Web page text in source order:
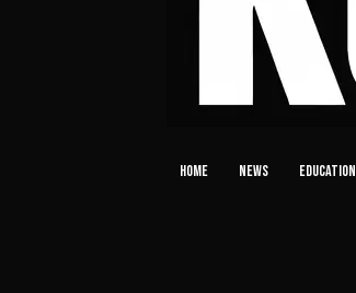
HOME NEWS EDUCATION